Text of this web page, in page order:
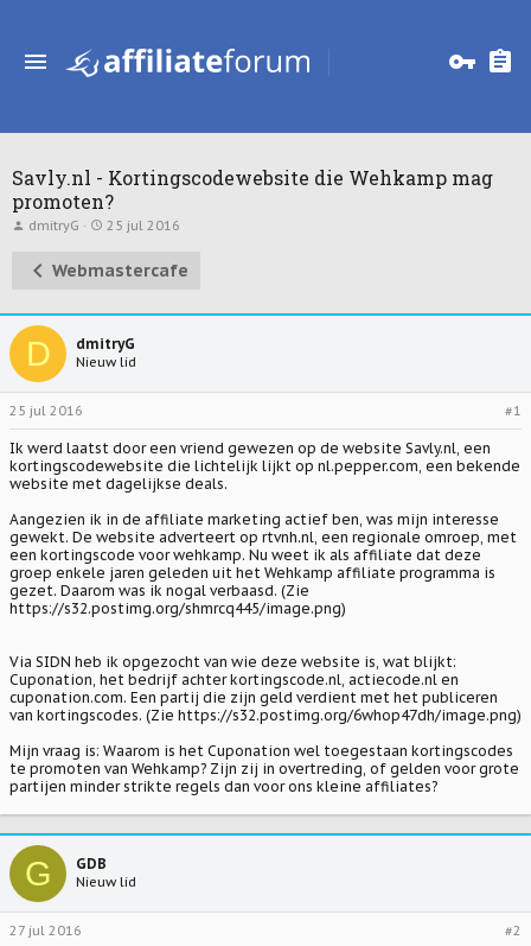
Savly.nl - Kortingscodewebsite die Wehkamp mag
promoten?
T
t
a
e
r
dmitryG
S
r
t
u
25 jul 2016
Webmastercafe
D dmitryG
Nieuw lid
25 jul 2016 #1
Ik werd laatst door een vriend gewezen op de website Savly.nl, een
kortingscodewebsite die lichtelijk lijkt op nl.pepper.com, een bekende
website met dagelijkse deals.
Aangezien ik in de affiliate marketing actief ben, was mijn interesse
gewekt. De website adverteert op rtvnh.nl, een regionale omroep, met
een kortingscode voor wehkamp. Nu weet ik als affiliate dat deze
groep enkele jaren geleden uit het Wehkamp affiliate programma is
gezet. Daarom was ik nogal verbaasd. (Zie
https://s32.postimg.org/shmrcq445/image.png)
Via SIDN heb ik opgezocht van wie deze website is, wat blijkt:
Cuponation, het bedrijf achter kortingscode.nl, actiecode.nl en
cuponation.com. Een partij die zijn geld verdient met het publiceren
van kortingscodes. (Zie https://s32.postimg.org/6whop47dh/image.png)
Mijn vraag is: Waarom is het Cuponation wel toegestaan kortingscodes
te promoten van Wehkamp? Zijn zij in overtreding, of gelden voor grote
partijen minder strikte regels dan voor ons kleine affiliates?
G GDB
Nieuw lid
27 jul 2016 #2